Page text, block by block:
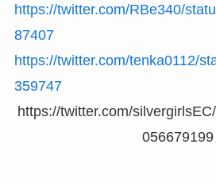
https://twitter.com/RBe340/
87407
https://twitter.com/tenka0112/
359747
https://twitter.com/
056679199